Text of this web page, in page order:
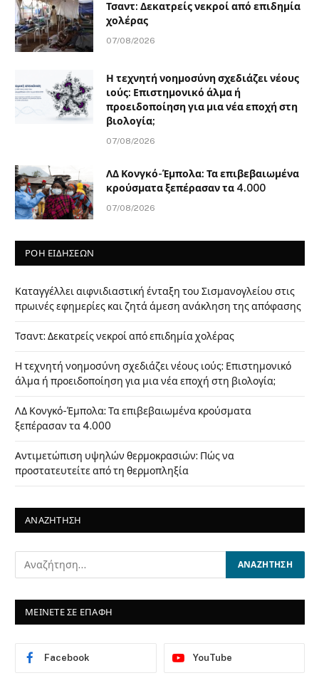
Τσαντ: Δεκατρείς νεκροί από επιδημία
χολέρας
07/08/2026
Η τεχνητή νοημοσύνη σχεδιάζει νέους
ιούς: Επιστημονικό άλμα ή
προειδοποίηση για μια νέα εποχή στη
βιολογία;
07/08/2026
ΛΔ Κονγκό-Έμπολα: Τα επιβεβαιωμένα
κρούσματα ξεπέρασαν τα 4.000
07/08/2026
ΡΟΗ ΕΙΔΗΣΕΩΝ
Καταγγέλλει αιφνιδιαστική ένταξη του Σισμανογλείου στις
πρωινές εφημερίες και ζητά άμεση ανάκληση της απόφασης
Τσαντ: Δεκατρείς νεκροί από επιδημία χολέρας
Η τεχνητή νοημοσύνη σχεδιάζει νέους ιούς: Επιστημονικό
άλμα ή προειδοποίηση για μια νέα εποχή στη βιολογία;
ΛΔ Κονγκό-Έμπολα: Τα επιβεβαιωμένα κρούσματα
ξεπέρασαν τα 4.000
Αντιμετώπιση υψηλών θερμοκρασιών: Πώς να
προστατευτείτε από τη θερμοπληξία
ΑΝΑΖΗΤΗΣΗ
ΜΕΙΝΕΤΕ ΣΕ ΕΠΑΦΗ
Facebook YouTube